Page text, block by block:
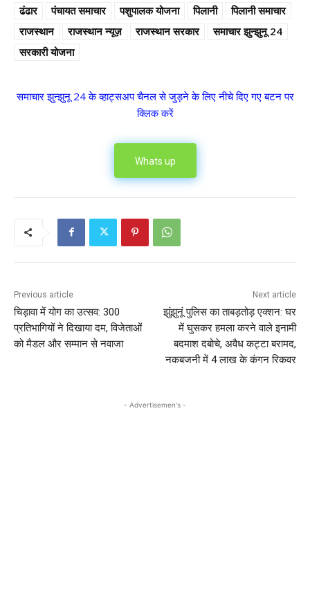
ढंढार
पंचायत समाचार पशुपालक योजना पिलानी
पिलानी समाचार
राजस्थान
राजस्थान न्यूज़ राजस्थान सरकार
समाचार झुन्झुनू 24
सरकारी योजना
समाचार झुन्झुनू 24 के व्हाट्सअप चैनल से जुड़ने के लिए नीचे दिए गए बटन पर
क्लिक करें
Whats up
Previous article
चिड़ावा में योग का उत्सव: 300
प्रतिभागियों ने दिखाया दम, विजेताओं
को मैडल और सम्मान से नवाजा
Next article
झुंझुनूं पुलिस का ताबड़तोड़ एक्शन: घर
में घुसकर हमला करने वाले इनामी
बदमाश दबोचे, अवैध कट्टा बरामद,
नकबजनी में 4 लाख के कंगन रिकवर
- Advertisemen's -